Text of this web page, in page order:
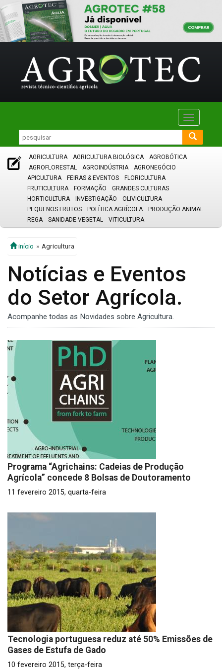
Toggle
AGRICULTURA AGRICULTURA BIOLÓGICA
AGROBÓTICA
AGROFLORESTAL
AGROINDÚSTRIA
AGRONEGÓCIO
APICULTURA
FEIRAS & EVENTOS
FLORICULTURA
FRUTICULTURA
FORMAÇÃO
GRANDES CULTURAS
HORTICULTURA
INVESTIGAÇÃO
OLIVICULTURA
PEQUENOS FRUTOS
POLÍTICA AGRÍCOLA
PRODUÇÃO ANIMAL
REGA
SANIDADE VEGETAL VITICULTURA
início Agricultura
Notícias e Eventos
do Setor Agrícola.
Acompanhe todas as Novidades sobre Agricultura.
Programa “Agrichains: Cadeias de Produção
Agrícola” concede 8 Bolsas de Doutoramento
11 fevereiro 2015, quarta-feira
Tecnologia portuguesa reduz até 50% Emissões de
Gases de Estufa de Gado
10 fevereiro 2015, terça-feira